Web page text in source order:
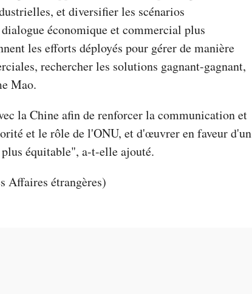
et diversifier les scénarios
économique et commercial plus
les efforts déployés pour gérer de manière
rechercher les solutions gagnant-gagnant,
Mao.
la Chine afin de renforcer la communication et
et le rôle de l'ONU, et d'œuvrer en faveur d'un
équitable", a-t-elle ajouté.
Affaires étrangères)